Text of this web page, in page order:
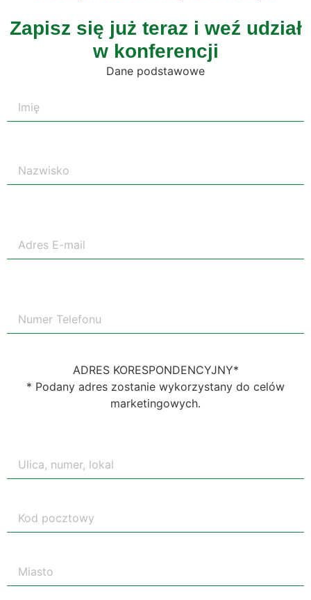
Zapisz się już teraz i weź udział
w konferencji
Dane podstawowe
ADRES KORESPONDENCYJNY*
* Podany adres zostanie wykorzystany do celów
marketingowych.